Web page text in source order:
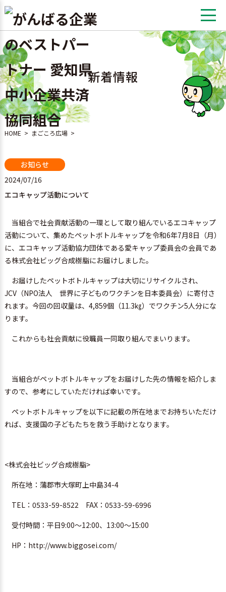
新着情報
HOME > まごころ広場>
お知らせ
2024/07/16
エコキャップ活動について
当組合で社会貢献活動の一環として取り組んでいるエコキャップ
活動について、集めたペットボトルキャップを令和6年7月8日（月）
に、エコキャップ活動協力団体である愛キャップ委員会の会員であ
る株式会社ビッグ合成樹脂にお届けしました。
お届けしたペットボトルキャップは大切にリサイクルされ、
JCV（NPO法人 世界に子どものワクチンを日本委員会）に寄付さ
れます。今回の回収量は、4,859個（11.3㎏）でワクチン5人分にな
ります。
これからも社会貢献に役職員一同取り組んでまいります。
当組合がペットボトルキャップをお届けした先の情報を紹介しま
すので、参考にしていただければ幸いです。
ペットボトルキャップを以下に記載の所在地までお持ちいただけ
れば、支援国の子どもたちを救う手助けとなります。
<株式会社ビッグ合成樹脂>
所在地：蒲郡市大塚町上中島34-4
TEL：0533-59-8522 FAX：0533-59-6996
受付時間：平日9:00～12:00、13:00～15:00
HP：http://www.biggosei.com/